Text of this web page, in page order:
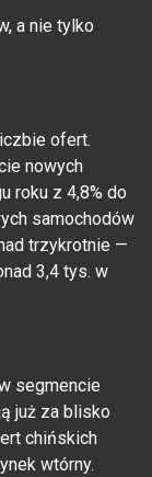
a nie tylko
ofert.
nowych
roku z 4,8% do
samochodów
trzykrotnie —
3,4 tys. w
segmencie
już za blisko
chińskich
wtórny.